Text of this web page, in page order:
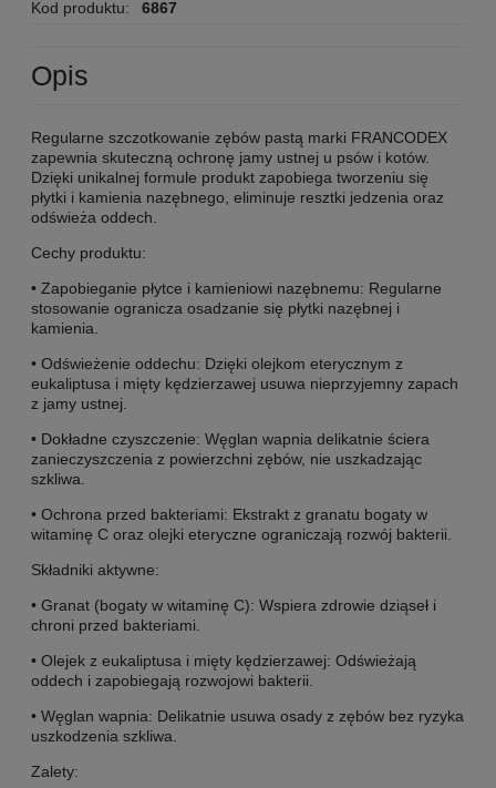
Kod produktu: 6867
Opis
Regularne szczotkowanie zębów pastą marki FRANCODEX
zapewnia skuteczną ochronę jamy ustnej u psów i kotów.
Dzięki unikalnej formule produkt zapobiega tworzeniu się
płytki i kamienia nazębnego, eliminuje resztki jedzenia oraz
odświeża oddech.
Cechy produktu:
• Zapobieganie płytce i kamieniowi nazębnemu: Regularne
stosowanie ogranicza osadzanie się płytki nazębnej i
kamienia.
• Odświeżenie oddechu: Dzięki olejkom eterycznym z
eukaliptusa i mięty kędzierzawej usuwa nieprzyjemny zapach
z jamy ustnej.
• Dokładne czyszczenie: Węglan wapnia delikatnie ściera
zanieczyszczenia z powierzchni zębów, nie uszkadzając
szkliwa.
• Ochrona przed bakteriami: Ekstrakt z granatu bogaty w
witaminę C oraz olejki eteryczne ograniczają rozwój bakterii.
Składniki aktywne:
• Granat (bogaty w witaminę C): Wspiera zdrowie dziąseł i
chroni przed bakteriami.
• Olejek z eukaliptusa i mięty kędzierzawej: Odświeżają
oddech i zapobiegają rozwojowi bakterii.
• Węglan wapnia: Delikatnie usuwa osady z zębów bez ryzyka
uszkodzenia szkliwa.
Zalety: